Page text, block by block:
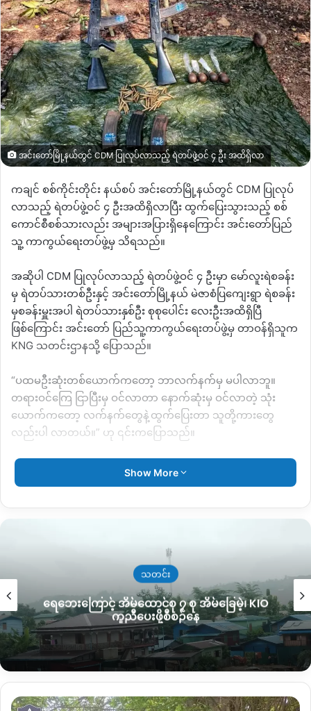
အင်းတော်မြို့နယ်တွင် CDM ပြုလုပ်လာသည့် ရဲတပ်ဖွဲ့ဝင် ၄ ဦး အထိရှိလာ
ကချင် စစ်ကိုင်းတိုင်း နယ်စပ် အင်းတော်မြို့နယ်တွင် CDM ပြုလုပ်
လာသည့် ရဲတပ်ဖွဲ့ဝင် ၄ ဦးအထိရှိလာပြီး ထွက်ပြေးသွားသည့် စစ်
ကောင်စီစစ်သားလည်း အများအပြားရှိနေကြောင်း အင်းတော်ပြည်
သူ့ ကာကွယ်ရေးတပ်ဖွဲ့မှ သိရသည်။
အဆိုပါ CDM ပြုလုပ်လာသည့် ရဲတပ်ဖွဲ့ဝင် ၄ ဦးမှာ မော်လူးရဲစခန်း
မှ ရဲတပ်သားတစ်ဦးနှင့် အင်းတော်မြို့နယ် မဲဇာစံပြကျေးရွာ ရဲစခန်း
မှစခန်းမှူးအပါ ရဲတပ်သားနှစ်ဦး စုစုပေါင်း လေးဦးအထိရှိပြီ
ဖြစ်ကြောင်း အင်းတော် ပြည်သူ့ကာကွယ်ရေးတပ်ဖွဲ့မှ တာဝန်ရှိသူက
KNG သတင်းဌာနသို့ ပြောသည်။
“ပထမဦးဆုံးတစ်ယောက်ကတော့ ဘာလက်နက်မှ မပါလာဘူ။
တရားဝင်ကြေ ငြာပြီးမှ ဝင်လာတာ နောက်ဆုံးမှ ဝင်လာတဲ့ သုံး
ယောက်ကတော့ လက်နက်တွေနဲ့ထွက်ပြေးတာ သူတို့ကားတွေ
လည်းပါ လာတယ်။” ဟု ၎င်းကပြောသည်။
ပထမဦးဆုံး CDM ပြုလုပ်လာသည့် မော်လူးရဲစခန်းမှ တစ်ဦးမှာ
စစ်တပ်အာဏာသိမ်းကာစ CDM ပြုလုပ်လာခဲ့ပြီး နောက်ထပ်သုံးဦး
ဧပြီ ၃၀ ရက်နေ့တွင် CDM ဝင်လာသည့် ရဲတပ်ဖွဲ့ဝင်သုံးဦးသည် G3
နှစ်လက်၊ Uzi ထုတ်သေနတ်တစ်လက်၊ လက်ပစ်ဗုံးလေးလုံး၊ 7.62
ကျည် ၁၂၆၂ တောင့် ၉မမ ကျည် ၁၈၁ ထောင့် နှင့် အခြားရဲ
အသုံးအဆောင်လက်နက်အချို့တို့ဖြင့်ဝင်ရောက်လာကြောင်း သိရ
သည်။
အလားတူအင်းတော်မြို့နယ်အတွင်းတွင် စစ်ကောာင်စီတပ်သား
ထွက်ပြေးမှုလည်း မကြာခဏရှိနေကြောင်း အင်းတော်ပြည်သူ့
Show More
သတင်း
ရေဘေးကြောင့် အိမ်ထောင်စု ၇ စု အိမ်ခြေမဲ့၊ KIO
ကူညီပေးဖို့စီစဉ်နေ
မြောင်